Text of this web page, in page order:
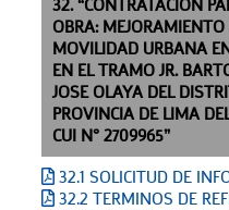
32. “CONTRATACIÓN
OBRA: MEJORAMIENTO
MOVILIDAD URBANA
EN EL TRAMO JR.
JOSE OLAYA DEL
PROVINCIA DE LIMA
CUI N° 2709965”
32.1 SOLICITUD DE
32.2 TERMINOS DE